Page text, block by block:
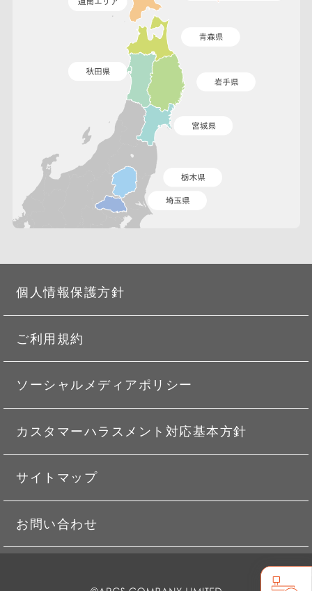
個人情報保護方針
ご利用規約
ソーシャルメディアポリシー
カスタマーハラスメント対応基本方針
サイトマップ
お問い合わせ